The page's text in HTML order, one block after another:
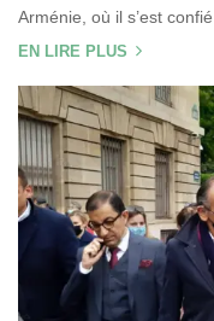
Arménie, où il s’est
EN LIRE PLUS